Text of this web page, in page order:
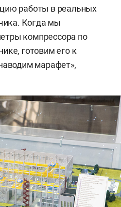
работы в реальных
Когда мы
компрессора по
готовим его к
марафет»,